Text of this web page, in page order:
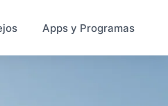
Apps y Programas